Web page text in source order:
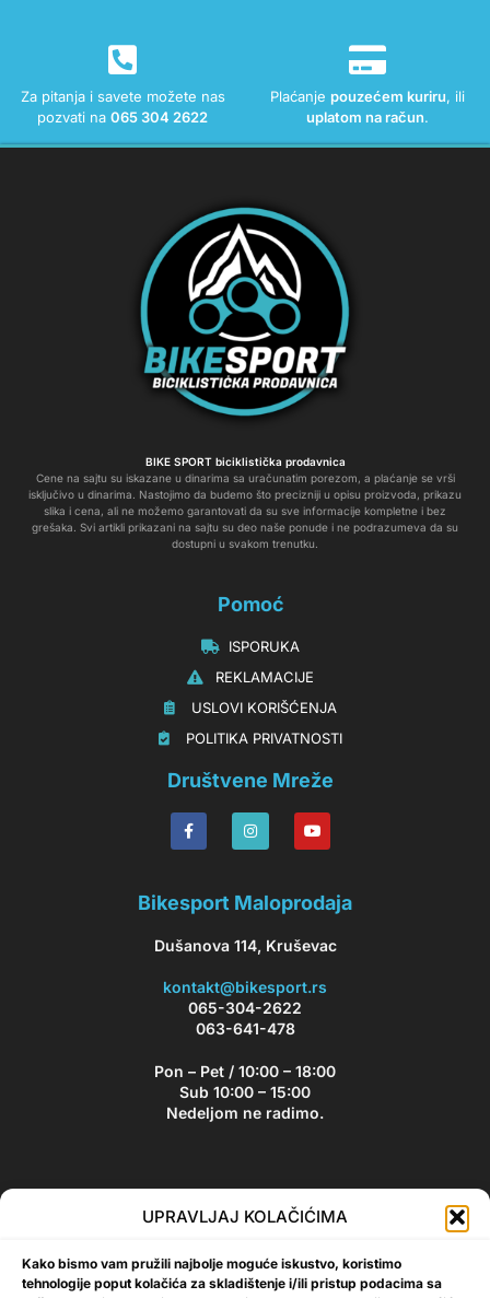
UPRAVLJAJ KOLAČIĆIMA
Kako bismo vam pružili najbolje moguće iskustvo, koristimo
tehnologije poput kolačića za skladištenje i/ili pristup podacima sa
Za pitanja i savete možete nas
pozvati na 065 304 2622
Plaćanje pouzećem kuriru, ili
uplatom na račun.
BIKE SPORT biciklistička prodavnica
Cene na sajtu su iskazane u dinarima sa uračunatim porezom, a plaćanje se vrši
isključivo u dinarima. Nastojimo da budemo što precizniji u opisu proizvoda, prikazu
slika i cena, ali ne možemo garantovati da su sve informacije kompletne i bez
grešaka. Svi artikli prikazani na sajtu su deo naše ponude i ne podrazumeva da su
dostupni u svakom trenutku.
Pomoć
‏‏‎‏‏‎ ‎ISPORUKA
‏‏‏‏‎ ‎‎‎‎‎‎REKLAMACIJE‎‎‎
‏‏‎‏‏‎ ‎‎USLOVI KORIŠĆENJA
‏‏‏‎ ‎‎POLITIKA PRIVATNOSTI
Društvene Mreže
Bikesport Maloprodaja
Dušanova 114, Kruševac
kontakt@bikesport.rs
065-304-2622
063-641-478
Pon – Pet / 10:00 – 18:00
Sub 10:00 – 15:00
Nedeljom ne radimo.
Bikesport Newsletter
akcijama i popustima!